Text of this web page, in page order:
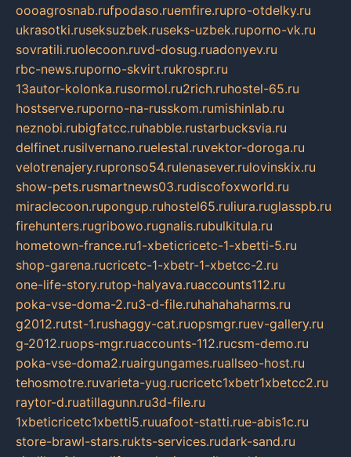
oooagrosnab.rufpodaso.ruemfire.rupro-otdelky.ru
ukrasotki.ruseksuzbek.ruseks-uzbek.ruporno-vk.ru
sovratili.ruolecoon.ruvd-dosug.ruadonyev.ru
rbc-news.ruporno-skvirt.rukrospr.ru
13autor-kolonka.rusormol.ru2rich.ruhostel-65.ru
hostserve.ruporno-na-russkom.rumishinlab.ru
neznobi.rubigfatcc.ruhabble.rustarbucksvia.ru
delfinet.rusilvernano.ruelestal.ruvektor-doroga.ru
velotrenajery.rupronso54.rulenasever.rulovinskix.ru
show-pets.rusmartnews03.rudiscofoxworld.ru
miraclecoon.rupongup.ruhostel65.ruliura.ruglasspb.ru
firehunters.rugribowo.rugnalis.rubulkitula.ru
hometown-france.ru1-xbeticricetc-1-xbetti-5.ru
shop-garena.rucricetc-1-xbetr-1-xbetcc-2.ru
one-life-story.rutop-halyava.ruaccounts112.ru
poka-vse-doma-2.ru3-d-file.ruhahahaharms.ru
g2012.rutst-1.rushaggy-cat.ruopsmgr.ruev-gallery.ru
g-2012.ruops-mgr.ruaccounts-112.rucsm-demo.ru
poka-vse-doma2.ruairgungames.ruallseo-host.ru
tehosmotre.ruvarieta-yug.rucricetc1xbetr1xbetcc2.ru
raytor-d.ruatillagunn.ru3d-file.ru
1xbeticricetc1xbetti5.ruuafoot-statti.rue-abis1c.ru
store-brawl-stars.rukts-services.rudark-sand.ru